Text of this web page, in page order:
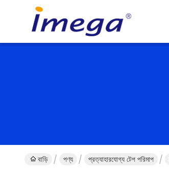
বাড়ি পণ্য প্রত্যাহারযোগ্য টেপ পরিমাপ